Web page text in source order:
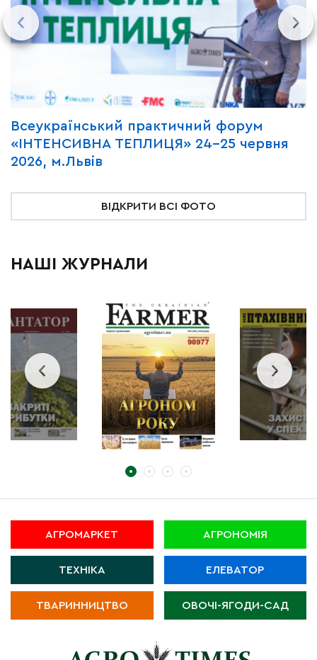
Всеукраїнський практичний форум
«ІНТЕНСИВНА ТЕПЛИЦЯ» 24-25 червня
2026, м.Львів
ВІДКРИТИ ВСІ ФОТО
НАШІ ЖУРНАЛИ
АГРОМАРКЕТ АГРОНОМІЯ
ТЕХНІКА ЕЛЕВАТОР
ТВАРИННИЦТВО ОВОЧІ-ЯГОДИ-САД